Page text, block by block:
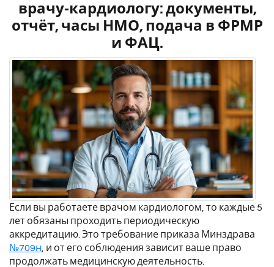
врачу‑кардиологу: документы,
отчёт, часы НМО, подача в ФРМР
и ФАЦ.
Если вы работаете врачом кардиологом, то каждые 5
лет обязаны проходить периодическую
аккредитацию. Это требование приказа Минздрава
№709н , и от его соблюдения зависит ваше право
продолжать медицинскую деятельность.